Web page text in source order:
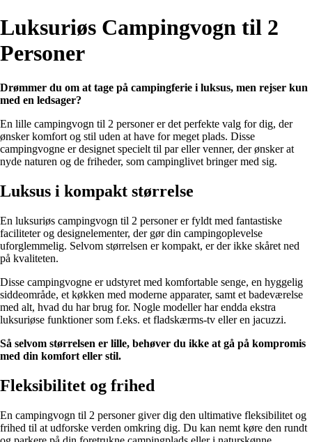
Luksuriøs Campingvogn til 2
Personer
Drømmer du om at tage på campingferie i luksus, men rejser kun
med en ledsager?
En lille campingvogn til 2 personer er det perfekte valg for dig, der
ønsker komfort og stil uden at have for meget plads. Disse
campingvogne er designet specielt til par eller venner, der ønsker at
nyde naturen og de friheder, som campinglivet bringer med sig.
Luksus i kompakt størrelse
En luksuriøs campingvogn til 2 personer er fyldt med fantastiske
faciliteter og designelementer, der gør din campingoplevelse
uforglemmelig. Selvom størrelsen er kompakt, er der ikke skåret ned
på kvaliteten.
Disse campingvogne er udstyret med komfortable senge, en hyggelig
siddeområde, et køkken med moderne apparater, samt et badeværelse
med alt, hvad du har brug for. Nogle modeller har endda ekstra
luksuriøse funktioner som f.eks. et fladskærms-tv eller en jacuzzi.
Så selvom størrelsen er lille, behøver du ikke at gå på kompromis
med din komfort eller stil.
Fleksibilitet og frihed
En campingvogn til 2 personer giver dig den ultimative fleksibilitet og
frihed til at udforske verden omkring dig. Du kan nemt køre den rundt